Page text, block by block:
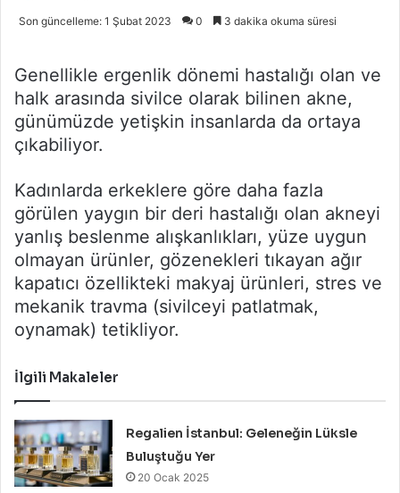
Son güncelleme: 1 Şubat 2023 0 3 dakika okuma süresi
Genellikle ergenlik dönemi hastalığı olan ve
halk arasında sivilce olarak bilinen akne,
günümüzde yetişkin insanlarda da ortaya
çıkabiliyor.
Kadınlarda erkeklere göre daha fazla
görülen yaygın bir deri hastalığı olan akneyi
yanlış beslenme alışkanlıkları, yüze uygun
olmayan ürünler, gözenekleri tıkayan ağır
kapatıcı özellikteki makyaj ürünleri, stres ve
mekanik travma (sivilceyi patlatmak,
oynamak) tetikliyor.
İlgili Makaleler
Regalien İstanbul: Geleneğin Lüksle
Buluştuğu Yer
20 Ocak 2025